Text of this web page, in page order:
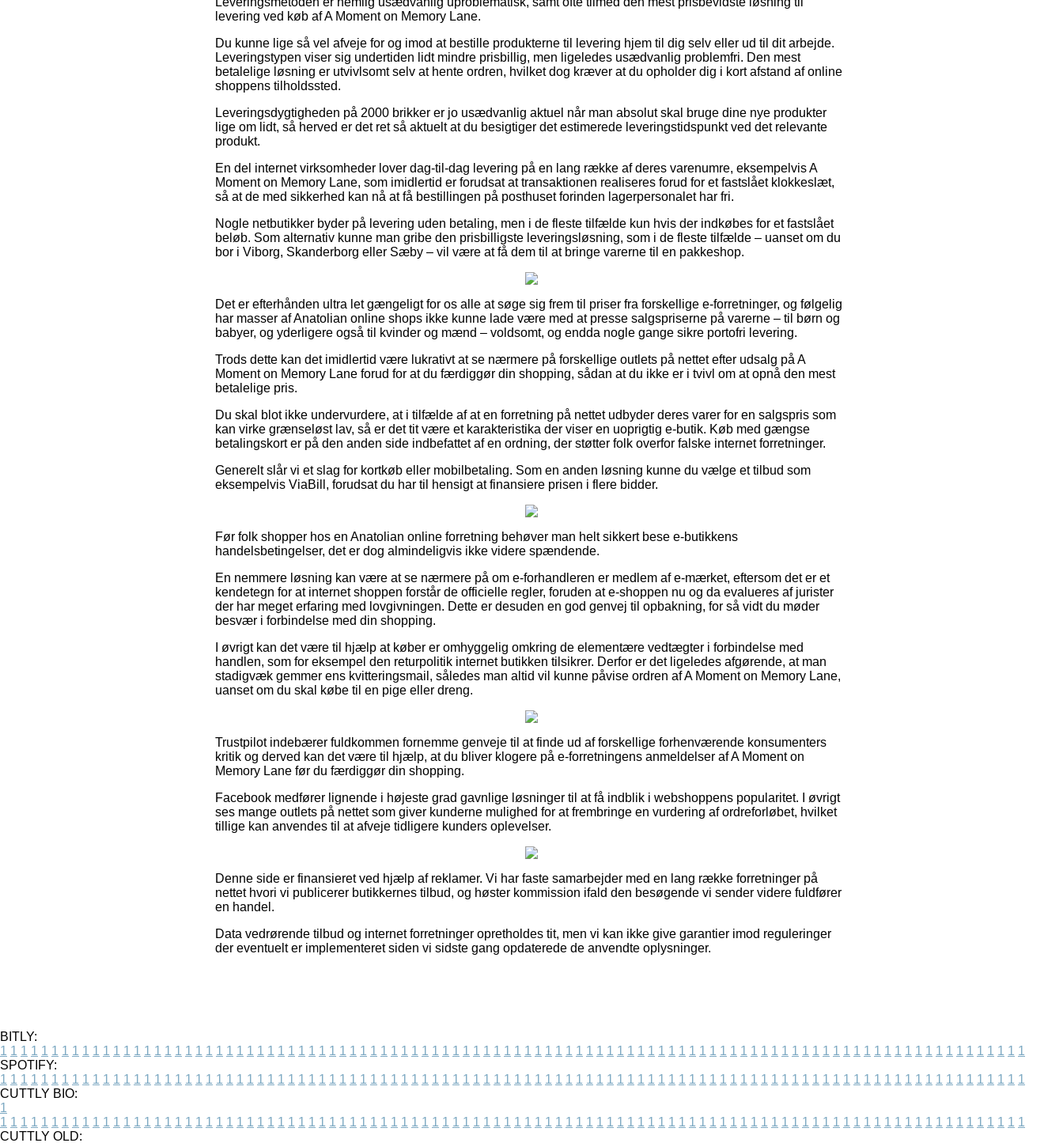
levering ved køb af A Moment on Memory Lane.
Du kunne lige så vel afveje for og imod at bestille produkterne til levering hjem til dig selv eller ud til dit arbejde.
Leveringstypen viser sig undertiden lidt mindre prisbillig, men ligeledes usædvanlig problemfri. Den mest
betalelige løsning er utvivlsomt selv at hente ordren, hvilket dog kræver at du opholder dig i kort afstand af online
shoppens tilholdssted.
Leveringsdygtigheden på 2000 brikker er jo usædvanlig aktuel når man absolut skal bruge dine nye produkter
lige om lidt, så herved er det ret så aktuelt at du besigtiger det estimerede leveringstidspunkt ved det relevante
produkt.
En del internet virksomheder lover dag-til-dag levering på en lang række af deres varenumre, eksempelvis A
Moment on Memory Lane, som imidlertid er forudsat at transaktionen realiseres forud for et fastslået klokkeslæt,
så at de med sikkerhed kan nå at få bestillingen på posthuset forinden lagerpersonalet har fri.
Nogle netbutikker byder på levering uden betaling, men i de fleste tilfælde kun hvis der indkøbes for et fastslået
beløb. Som alternativ kunne man gribe den prisbilligste leveringsløsning, som i de fleste tilfælde – uanset om du
bor i Viborg, Skanderborg eller Sæby – vil være at få dem til at bringe varerne til en pakkeshop.
Det er efterhånden ultra let gængeligt for os alle at søge sig frem til priser fra forskellige e-forretninger, og følgelig
har masser af Anatolian online shops ikke kunne lade være med at presse salgspriserne på varerne – til børn og
babyer, og yderligere også til kvinder og mænd – voldsomt, og endda nogle gange sikre portofri levering.
Trods dette kan det imidlertid være lukrativt at se nærmere på forskellige outlets på nettet efter udsalg på A
Moment on Memory Lane forud for at du færdiggør din shopping, sådan at du ikke er i tvivl om at opnå den mest
betalelige pris.
Du skal blot ikke undervurdere, at i tilfælde af at en forretning på nettet udbyder deres varer for en salgspris som
kan virke grænseløst lav, så er det tit være et karakteristika der viser en uoprigtig e-butik. Køb med gængse
betalingskort er på den anden side indbefattet af en ordning, der støtter folk overfor falske internet forretninger.
Generelt slår vi et slag for kortkøb eller mobilbetaling. Som en anden løsning kunne du vælge et tilbud som
eksempelvis ViaBill, forudsat du har til hensigt at finansiere prisen i flere bidder.
Før folk shopper hos en Anatolian online forretning behøver man helt sikkert bese e-butikkens
handelsbetingelser, det er dog almindeligvis ikke videre spændende.
En nemmere løsning kan være at se nærmere på om e-forhandleren er medlem af e-mærket, eftersom det er et
kendetegn for at internet shoppen forstår de officielle regler, foruden at e-shoppen nu og da evalueres af jurister
der har meget erfaring med lovgivningen. Dette er desuden en god genvej til opbakning, for så vidt du møder
besvær i forbindelse med din shopping.
I øvrigt kan det være til hjælp at køber er omhyggelig omkring de elementære vedtægter i forbindelse med
handlen, som for eksempel den returpolitik internet butikken tilsikrer. Derfor er det ligeledes afgørende, at man
stadigvæk gemmer ens kvitteringsmail, således man altid vil kunne påvise ordren af A Moment on Memory Lane,
uanset om du skal købe til en pige eller dreng.
Trustpilot indebærer fuldkommen fornemme genveje til at finde ud af forskellige forhenværende konsumenters
kritik og derved kan det være til hjælp, at du bliver klogere på e-forretningens anmeldelser af A Moment on
Memory Lane før du færdiggør din shopping.
Facebook medfører lignende i højeste grad gavnlige løsninger til at få indblik i webshoppens popularitet. I øvrigt
ses mange outlets på nettet som giver kunderne mulighed for at frembringe en vurdering af ordreforløbet, hvilket
tillige kan anvendes til at afveje tidligere kunders oplevelser.
Denne side er finansieret ved hjælp af reklamer. Vi har faste samarbejder med en lang række forretninger på
nettet hvori vi publicerer butikkernes tilbud, og høster kommission ifald den besøgende vi sender videre fuldfører
en handel.
Data vedrørende tilbud og internet forretninger opretholdes tit, men vi kan ikke give garantier imod reguleringer
der eventuelt er implementeret siden vi sidste gang opdaterede de anvendte oplysninger.
BITLY:
1 1 1 1 1 1 1 1 1 1 1 1 1 1 1 1 1 1 1 1 1 1 1 1 1 1 1 1 1 1 1 1 1 1 1 1 1 1 1 1 1 1 1 1 1 1 1 1 1 1 1 1 1 1 1 1 1 1 1 1 1 1 1 1 1 1 1 1 1 1 1 1 1 1 1 1 1 1 1 1 1 1 1 1 1 1 1 1 1 1 1 1 1 1 1 1 1 1 1 1
SPOTIFY:
1 1 1 1 1 1 1 1 1 1 1 1 1 1 1 1 1 1 1 1 1 1 1 1 1 1 1 1 1 1 1 1 1 1 1 1 1 1 1 1 1 1 1 1 1 1 1 1 1 1 1 1 1 1 1 1 1 1 1 1 1 1 1 1 1 1 1 1 1 1 1 1 1 1 1 1 1 1 1 1 1 1 1 1 1 1 1 1 1 1 1 1 1 1 1 1 1 1 1 1
CUTTLY BIO:
1
1 1 1 1 1 1 1 1 1 1 1 1 1 1 1 1 1 1 1 1 1 1 1 1 1 1 1 1 1 1 1 1 1 1 1 1 1 1 1 1 1 1 1 1 1 1 1 1 1 1 1 1 1 1 1 1 1 1 1 1 1 1 1 1 1 1 1 1 1 1 1 1 1 1 1 1 1 1 1 1 1 1 1 1 1 1 1 1 1 1 1 1 1 1 1 1 1 1 1 1
CUTTLY OLD: